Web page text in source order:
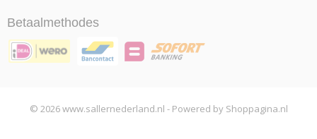
Betaalmethodes
© 2026 www.sallernederland.nl - Powered by Shoppagina.nl